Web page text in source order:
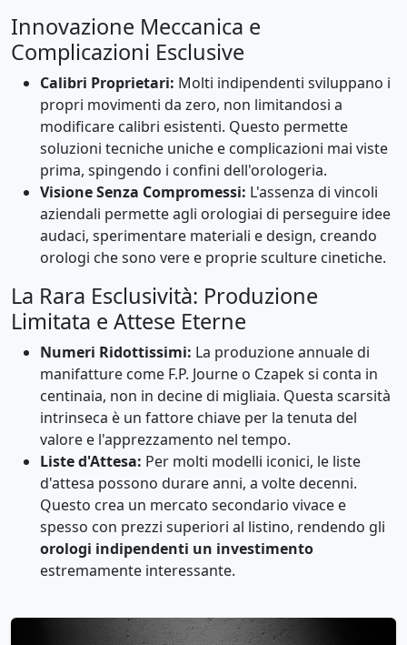
Innovazione Meccanica e
Complicazioni Esclusive
Calibri Proprietari: Molti indipendenti sviluppano i
propri movimenti da zero, non limitandosi a
modificare calibri esistenti. Questo permette
soluzioni tecniche uniche e complicazioni mai viste
prima, spingendo i confini dell'orologeria.
Visione Senza Compromessi: L'assenza di vincoli
aziendali permette agli orologiai di perseguire idee
audaci, sperimentare materiali e design, creando
orologi che sono vere e proprie sculture cinetiche.
La Rara Esclusività: Produzione
Limitata e Attese Eterne
Numeri Ridottissimi: La produzione annuale di
manifatture come F.P. Journe o Czapek si conta in
centinaia, non in decine di migliaia. Questa scarsità
intrinseca è un fattore chiave per la tenuta del
valore e l'apprezzamento nel tempo.
Liste d'Attesa: Per molti modelli iconici, le liste
d'attesa possono durare anni, a volte decenni.
Questo crea un mercato secondario vivace e
spesso con prezzi superiori al listino, rendendo gli
orologi indipendenti un investimento
estremamente interessante.